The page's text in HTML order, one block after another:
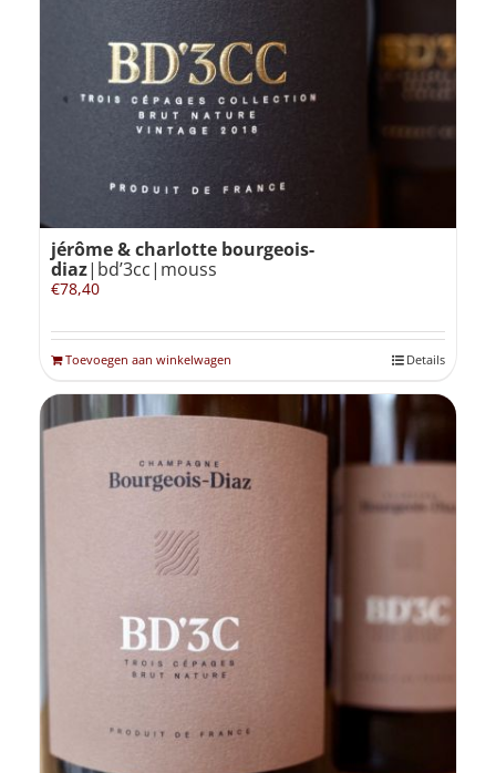
jérôme & charlotte bourgeois-
diaz|bd’3cc|mouss
€78,40
Toevoegen aan winkelwagen Details